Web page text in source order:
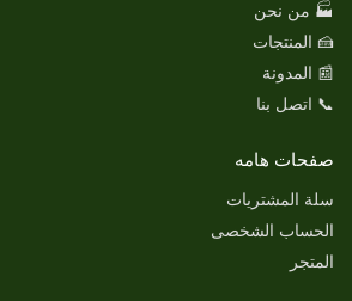
🏭 من نحن
🍰 المنتجات
📰 المدونة
📞 اتصل بنا
صفحات هامه
سلة المشتريات
الحساب الشخصى
المتجر